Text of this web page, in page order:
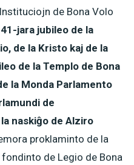
de Bona Volo
41-jara jubileo de la
de la Kristo kaj de la
de la Templo de Bona
la Monda Parlamento
de
naskiĝo de Alziro
proklaminto de la
de Legio de Bona